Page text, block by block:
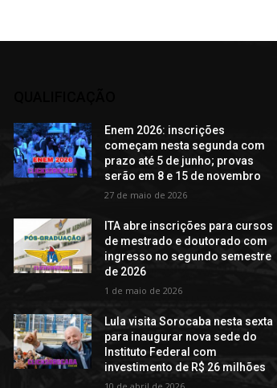
Enem 2026: inscrições
começam nesta segunda com
prazo até 5 de junho; provas
serão em 8 e 15 de novembro
27 de maio de 2026
ITA abre inscrições para cursos
de mestrado e doutorado com
ingresso no segundo semestre
de 2026
1 de maio de 2026
Lula visita Sorocaba nesta sexta
para inaugurar nova sede do
Instituto Federal com
investimento de R$ 26 milhões